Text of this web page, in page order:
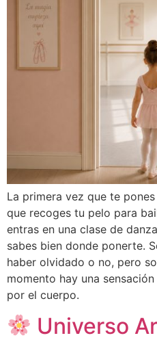
La primera vez que te
que recoges tu pelo para
entras en una clase de
sabes bien donde ponerte.
haber olvidado o no, pero
momento hay una
por el cuerpo.
Universo